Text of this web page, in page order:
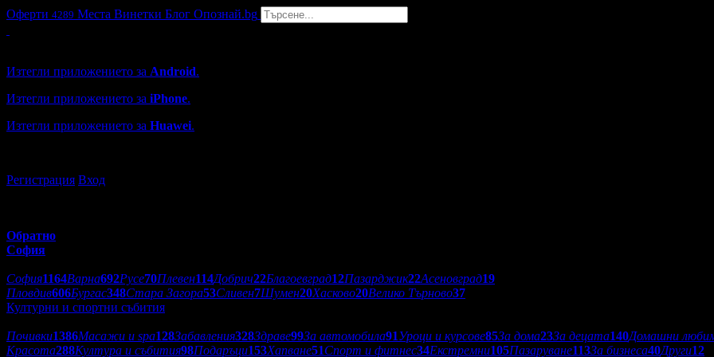
Оферти 4289 Места Винетки Блог Опознай.bg
Изтегли приложението за Android.
Изтегли приложението за iPhone.
Изтегли приложението за Huawei.
Регистрация Вход
Обратно
София
София1164Варна692Русе70Плевен114Добрич22Благоевград12Пазарджик22Асеновград19
Пловдив606Бургас348Стара Загора53Сливен7Шумен20Хасково20Велико Търново37
Културни и спортни събития
Почивки1386Масажи и spa128Забавления328Здраве99За автомобила91Уроци и курсове85За дома23За децата140Домашни
Красота288Култура и събития98Подаръци153Хапване51Спорт и фитнес34Екстремни105Пазаруване113За бизнеса40Други12